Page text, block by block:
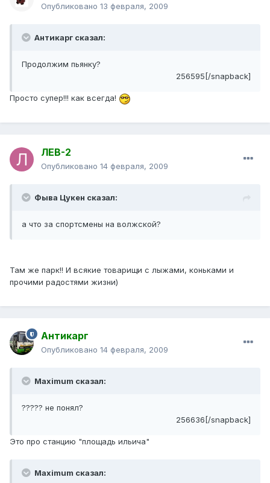
Опубликовано 13 февраля, 2009
Антикарг сказал:
Продолжим пьянку?
256595[/snapback]
Просто супер!!! как всегда!
ЛЕВ-2
Опубликовано 14 февраля, 2009
Фыва Цукен сказал:
а что за спортсмены на волжской?
Там же парк!! И всякие товарищи с лыжами, коньками и
прочими радостями жизни)
Антикарг
Опубликовано 14 февраля, 2009
Maximum сказал:
????? не понял?
256636[/snapback]
Это про станцию "площадь ильича"
Maximum сказал: